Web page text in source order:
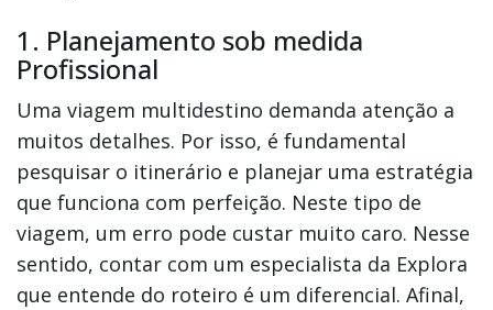
1. Planejamento sob medida
Profissional
Uma viagem multidestino demanda atenção a
muitos detalhes. Por isso, é fundamental
pesquisar o itinerário e planejar uma estratégia
que funciona com perfeição. Neste tipo de
viagem, um erro pode custar muito caro. Nesse
sentido, contar com um especialista da Explora
que entende do roteiro é um diferencial. Afinal,